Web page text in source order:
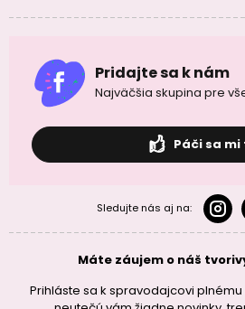
Pridajte sa k nám
Najväčšia skupina pre
Páči sa mi
Sledujte nás aj na:
Máte záujem o náš
Prihláste sa k spravodajcovi